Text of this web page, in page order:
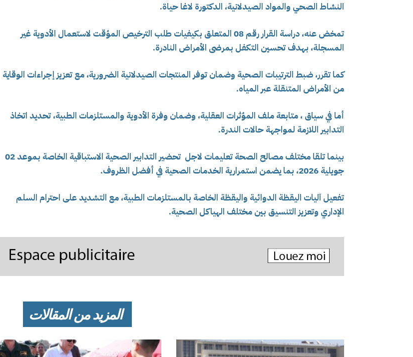
النشاط الصحي والمواد الصيدلانية، الدكتورة لاغا حياة.
تمخض عنه، دراسة القرار رقم 08 المتعلق بكيفيات طلب الترخيص المؤقت لاستعمال الأدوية غير
المسجلة، بهدف تحسين التكفل بمرضى الأمراض النادرة.
كما تقرر، ضبط الترتيبات الصحية وضمان توفر المنتجات الصيدلانية الضرورية، مع تعزيز إجراءات الوقاية
من الأمراض المتنقلة عبر المياه.
أما في سياق ، متابعة ملف المؤثرات العقلية، وضمان وفرة الأدوية والمستلزمات الطبية، تحديد اتخاذ
التدابير اللازمة لمواجهة حالات الندرة.
بينما تلقا مختلف مصالح الصحة تعليمات لاجل تحضير التدابير الصحية الاستباقية الخاصة بموعد 02
جويلية 2026، بما يضمن استمرارية الخدمات الصحية في أفضل الظروف.
تفعيل آليات اليقظة الدوائية واليقظة الخاصة بالمستلزمات الطبية، مع التشديد على احترام السلم
الإداري وتعزيز التنسيق بين مختلف الهياكل الصحية.
المزيد من المقالات